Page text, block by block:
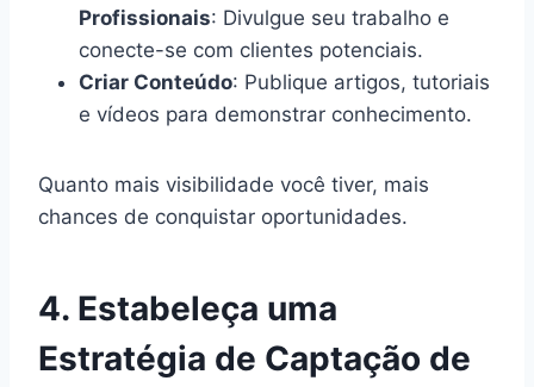
Profissionais: Divulgue seu trabalho e
conecte-se com clientes potenciais.
Criar Conteúdo: Publique artigos, tutoriais
e vídeos para demonstrar conhecimento.
Quanto mais visibilidade você tiver, mais
chances de conquistar oportunidades.
4. Estabeleça uma
Estratégia de Captação de